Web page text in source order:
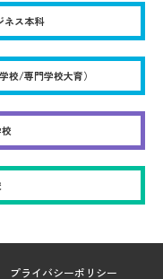
ネス本科
校/専門学校大育）
プライバシーポリシー